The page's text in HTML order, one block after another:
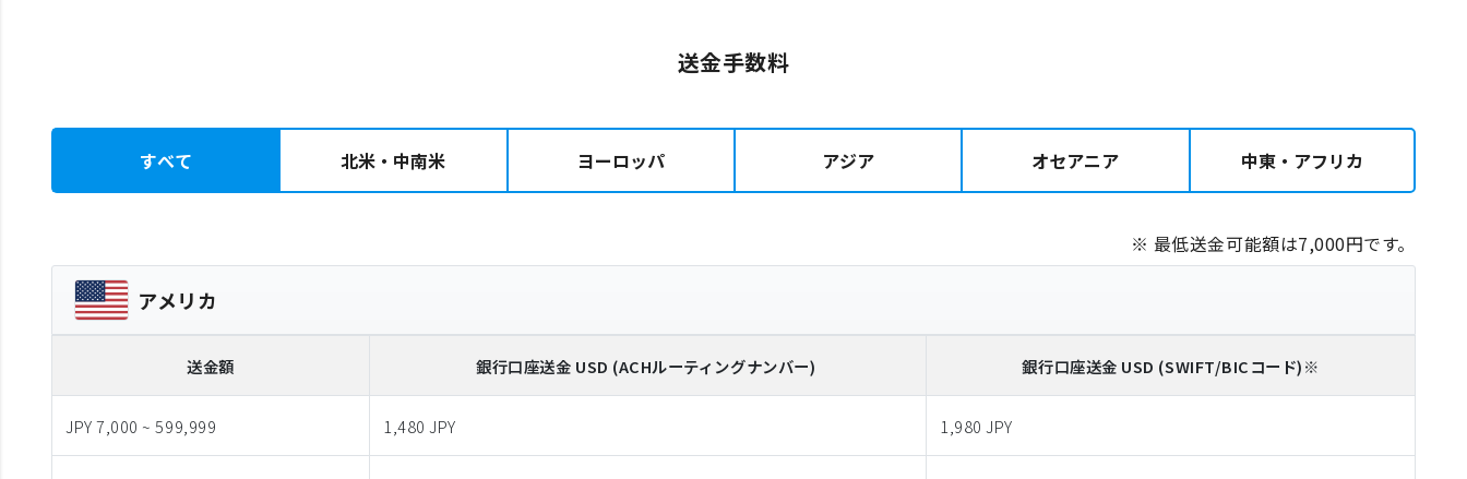
送金手数料
すべて 北米・中南米 ヨーロッパ アジア オセアニア 中東・アフリカ
※ 最低送金可能額は7,000円です。
アメリカ
送金額 銀行口座送金 USD (ACHルーティングナンバー) 銀行口座送金 USD (SWIFT/BICコード)※
JPY 7,000 ~ 599,999 1,480 JPY 1,980 JPY